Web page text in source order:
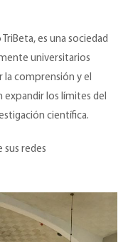
es una sociedad
universitarios
la comprensión y el
expandir los límites del
científica.
sus redes